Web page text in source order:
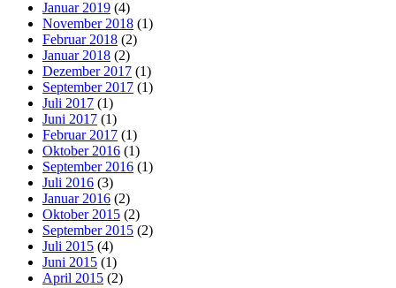
Januar 2019 (4)
November 2018 (1)
Februar 2018 (2)
Januar 2018 (2)
Dezember 2017 (1)
September 2017 (1)
Juli 2017 (1)
Juni 2017 (1)
Februar 2017 (1)
Oktober 2016 (1)
September 2016 (1)
Juli 2016 (3)
Januar 2016 (2)
Oktober 2015 (2)
September 2015 (2)
Juli 2015 (4)
Juni 2015 (1)
April 2015 (2)